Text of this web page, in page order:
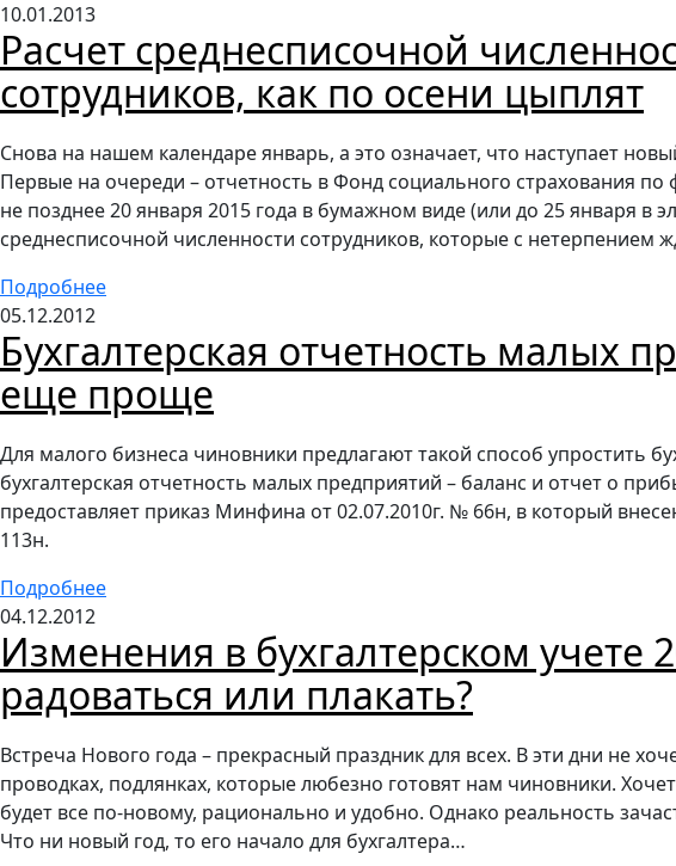
10.01.2013
Расчет среднесписочной
сотрудников, как по осени цыплят
Снова на нашем календаре январь, а это означает, что наступает
Первые на очереди – отчетность в Фонд социального страхования
не позднее 20 января 2015 года в бумажном виде (или до 25 января в
среднесписочной численности сотрудников, которые с нетерпением
Подробнее
05.12.2012
Бухгалтерская отчетность малых
еще проще
Для малого бизнеса чиновники предлагают такой способ упростить
бухгалтерская отчетность малых предприятий – баланс и отчет о
предоставляет приказ Минфина от 02.07.2010г. № 66н, в который
113н.
Подробнее
04.12.2012
Изменения в бухгалтерском учете
радоваться или плакать?
Встреча Нового года – прекрасный праздник для всех. В эти дни не
проводках, подлянках, которые любезно готовят нам чиновники.
будет все по-новому, рационально и удобно. Однако реальность
Что ни новый год, то его начало для бухгалтера…